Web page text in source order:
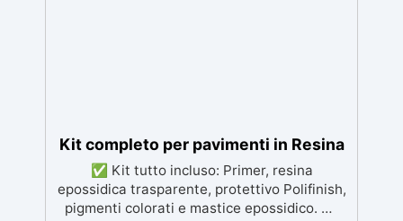
Kit completo per pavimenti in Resina
✅ Kit tutto incluso: Primer, resina
epossidica trasparente, protettivo Polifinish,
pigmenti colorati e mastice epossidico. ✅